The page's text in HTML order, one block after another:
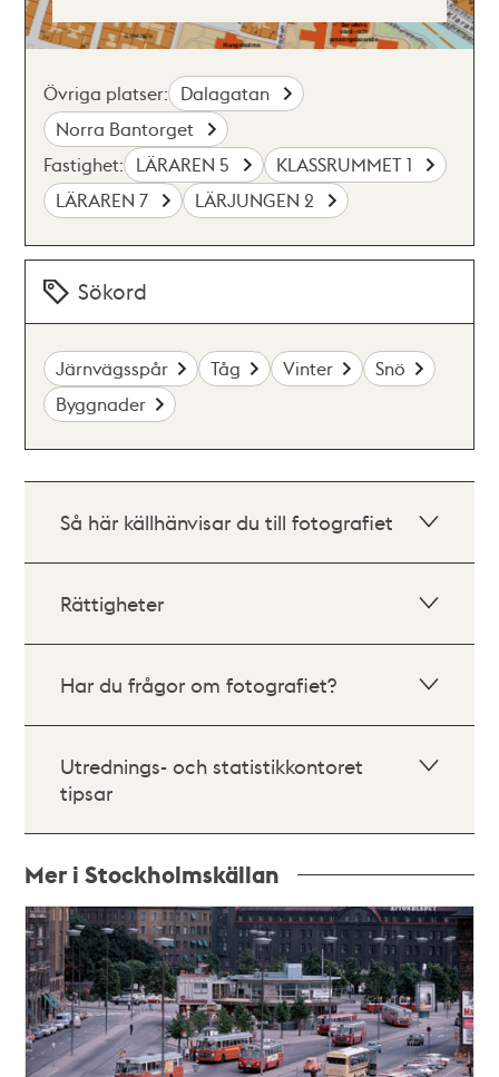
Övriga platser: Dalagatan
Norra Bantorget
Fastighet: LÄRAREN 5
KLASSRUMMET 1
LÄRAREN 7
LÄRJUNGEN 2
Sökord
Järnvägsspår Tåg Vinter
Snö
Byggnader
Så här källhänvisar du till fotografiet
Rättigheter
Har du frågor om fotografiet?
Utrednings- och statistikkontoret
tipsar
Mer i Stockholmskällan
Relaterade
poster
och
teman